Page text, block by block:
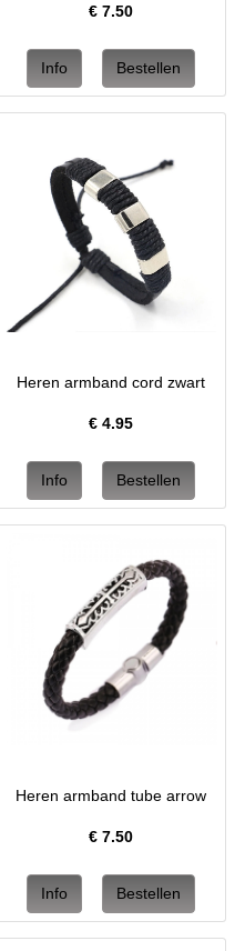
€7.50
Heren armband cord zwart
€4.95
Heren armband tube arrow
€7.50